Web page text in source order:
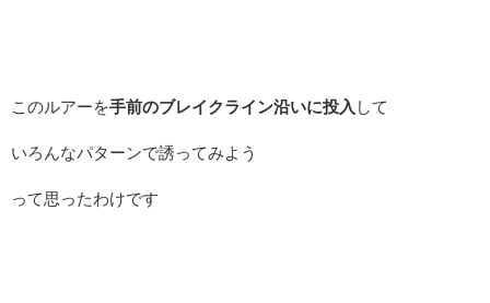
このルアーを手前のブレイクライン沿いに投入 して
いろんなパターンで誘ってみよう
って思ったわけです